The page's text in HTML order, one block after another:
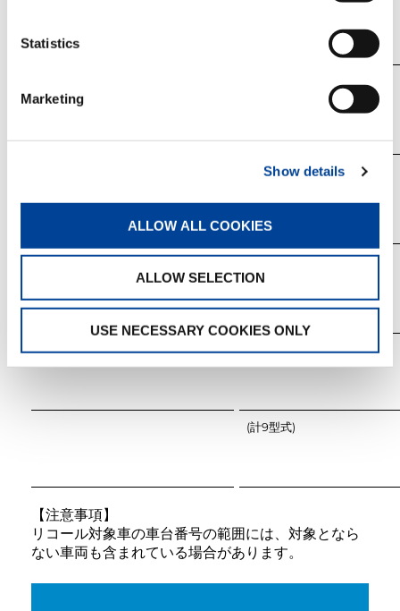
Statistics
Marketing
Show details
ALLOW ALL COOKIES
ALLOW SELECTION
USE NECESSARY COOKIES ONLY
FAUN
不明
TADANO
不明
TADANO
不明
(計9型式)
【注意事項】
リコール対象車の車台番号の範囲には、対象となら
ない車両も含まれている場合があります。